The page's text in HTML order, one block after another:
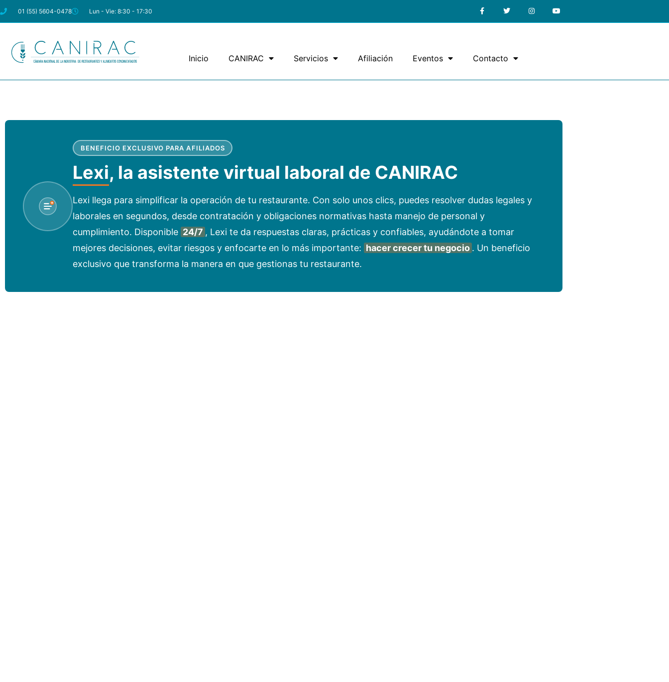
01 (55) 5604-0478 Lun - Vie: 8:30 - 17:30
Inicio CANIRAC Servicios Afiliación Eventos Contacto
BENEFICIO EXCLUSIVO PARA AFILIADOS
Lexi, la asistente virtual laboral de CANIRAC
Lexi llega para simplificar la operación de tu restaurante. Con solo unos clics, puedes resolver dudas legales y
laborales en segundos, desde contratación y obligaciones normativas hasta manejo de personal y
cumplimiento. Disponible 24/7 , Lexi te da respuestas claras, prácticas y confiables, ayudándote a tomar
mejores decisiones, evitar riesgos y enfocarte en lo más importante: hacer crecer tu negocio . Un beneficio
exclusivo que transforma la manera en que gestionas tu restaurante.